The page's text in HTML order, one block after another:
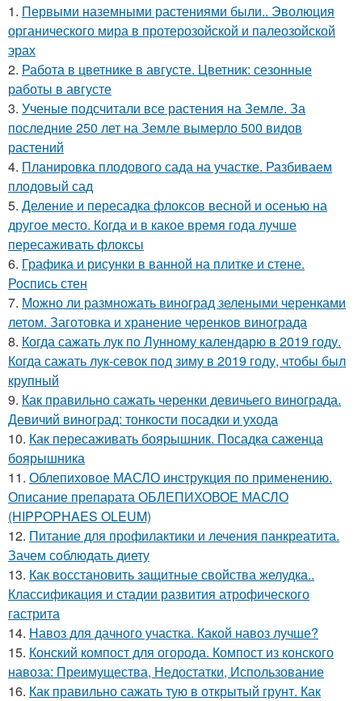
1. Первыми наземными растениями были.. Эволюция
органического мира в протерозойской и палеозойской
эрах
2. Работа в цветнике в августе. Цветник: сезонные
работы в августе
3. Ученые подсчитали все растения на Земле. За
последние 250 лет на Земле вымерло 500 видов
растений
4. Планировка плодового сада на участке. Разбиваем
плодовый сад
5. Деление и пересадка флоксов весной и осенью на
другое место. Когда и в какое время года лучше
пересаживать флоксы
6. Графика и рисунки в ванной на плитке и стене.
Роспись стен
7. Можно ли размножать виноград зелеными черенками
летом. Заготовка и хранение черенков винограда
8. Когда сажать лук по Лунному календарю в 2019 году.
Когда сажать лук-севок под зиму в 2019 году, чтобы был
крупный
9. Как правильно сажать черенки девичьего винограда.
Девичий виноград: тонкости посадки и ухода
10. Как пересаживать боярышник. Посадка саженца
боярышника
11. Облепиховое МАСЛО инструкция по применению.
Описание препарата ОБЛЕПИХОВОЕ МАСЛО
(HIPPOPHAES OLEUM)
12. Питание для профилактики и лечения панкреатита.
Зачем соблюдать диету
13. Как восстановить защитные свойства желудка..
Классификация и стадии развития атрофического
гастрита
14. Навоз для дачного участка. Какой навоз лучше?
15. Конский компост для огорода. Компост из конского
навоза: Преимущества, Недостатки, Использование
16. Как правильно сажать тую в открытый грунт. Как